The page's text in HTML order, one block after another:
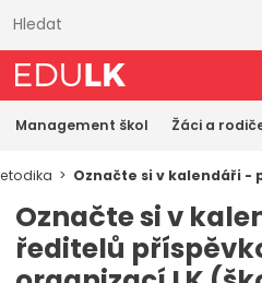
obsahu
Management škol Žáci a
Označte si v kalendáři -
Označte si v
ředitelů